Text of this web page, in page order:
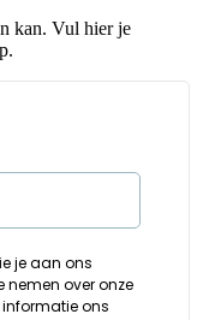
kan. Vul hier je
je aan ons
nemen over onze
informatie ons